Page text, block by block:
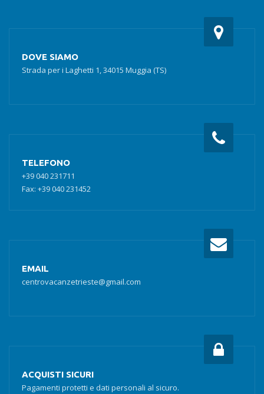
DOVE SIAMO
Strada per i Laghetti 1, 34015 Muggia (TS)
TELEFONO
+39 040 231711
Fax: +39 040 231452
EMAIL
centrovacanzetrieste@gmail.com
ACQUISTI SICURI
Pagamenti protetti e dati personali al sicuro.